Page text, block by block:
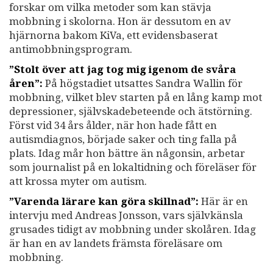
forskar om vilka metoder som kan stävja
mobbning i skolorna. Hon är dessutom en av
hjärnorna bakom KiVa, ett evidensbaserat
antimobbningsprogram.
”Stolt över att jag tog mig igenom de svåra
åren”: På högstadiet utsattes Sandra Wallin för
mobbning, vilket blev starten på en lång kamp mot
depressioner, självskadebeteende och ätstörning.
Först vid 34 års ålder, när hon hade fått en
autismdiagnos, började saker och ting falla på
plats. Idag mår hon bättre än någonsin, arbetar
som journalist på en lokaltidning och föreläser för
att krossa myter om autism.
”Varenda lärare kan göra skillnad”: Här är en
intervju med Andreas Jonsson, vars självkänsla
grusades tidigt av mobbning under skolåren. Idag
är han en av landets främsta föreläsare om
mobbning.